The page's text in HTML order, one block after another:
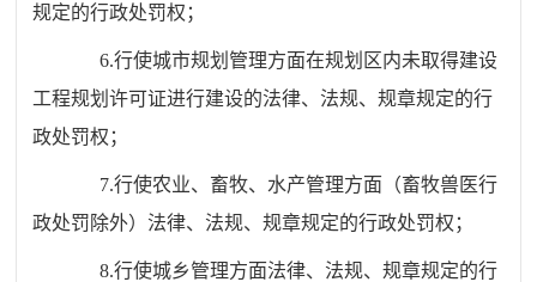
规定的行政处罚权；
6.行使城市规划管理方面在规划区内未取得建设
工程规划许可证进行建设的法律、法规、规章规定的行
政处罚权；
7.行使农业、畜牧、水产管理方面（畜牧兽医行
政处罚除外） 法律、法规、规章规定的行政处罚权；
8.行使城乡管理方面法律、法规、规章规定的行